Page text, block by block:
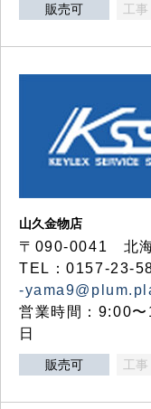
販売可 工
山久金物店
〒090-0041 北
TEL：0157-23-
-
営業時間：9:00
日
販売可 工